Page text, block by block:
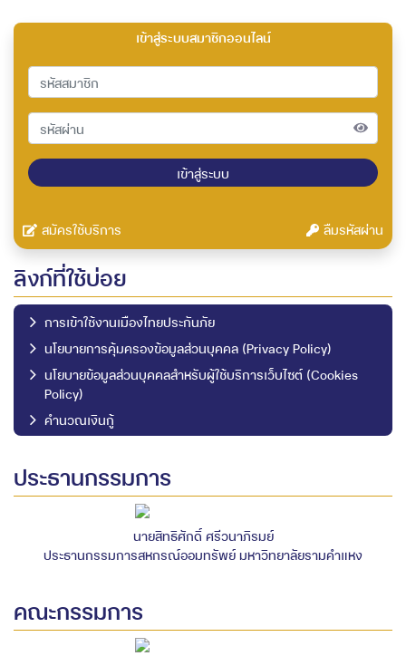
เข้าสู่ระบบสมาชิกออนไลน์
เข้าสู่ระบบ
สมัครใช้บริการ ลืมรหัสผ่าน
ลิงก์ที่ใช้บ่อย
การเข้าใช้งานเมืองไทยประกันภัย
นโยบายการคุ้มครองข้อมูลส่วนบุคคล (Privacy Policy)
นโยบายข้อมูลส่วนบุคคลสำหรับผู้ใช้บริการเว็บไซต์ (Cookies
Policy)
คำนวณเงินกู้
ประธานกรรมการ
นายสิทธิศักดิ์ ศรีวนาภิรมย์
ประธานกรรมการสหกรณ์ออมทรัพย์ มหาวิทยาลัยรามคำแหง
คณะกรรมการ